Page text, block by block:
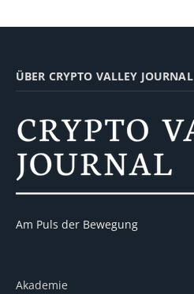
ÜBER CRYPTO VALLEY JOURNAL
Am Puls der Bewegung
Akademie